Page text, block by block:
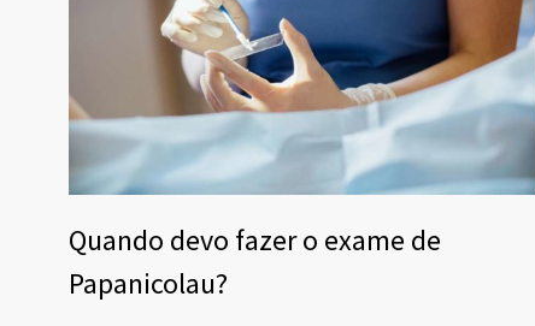
Quando devo fazer o exame de
Papanicolau?